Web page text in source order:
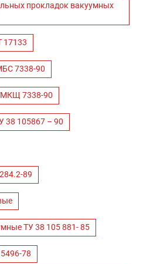
прокладок вакуумных
17133
7338-90
7338-90
38 105867 – 90
89
ТУ 38 105 881- 85
78